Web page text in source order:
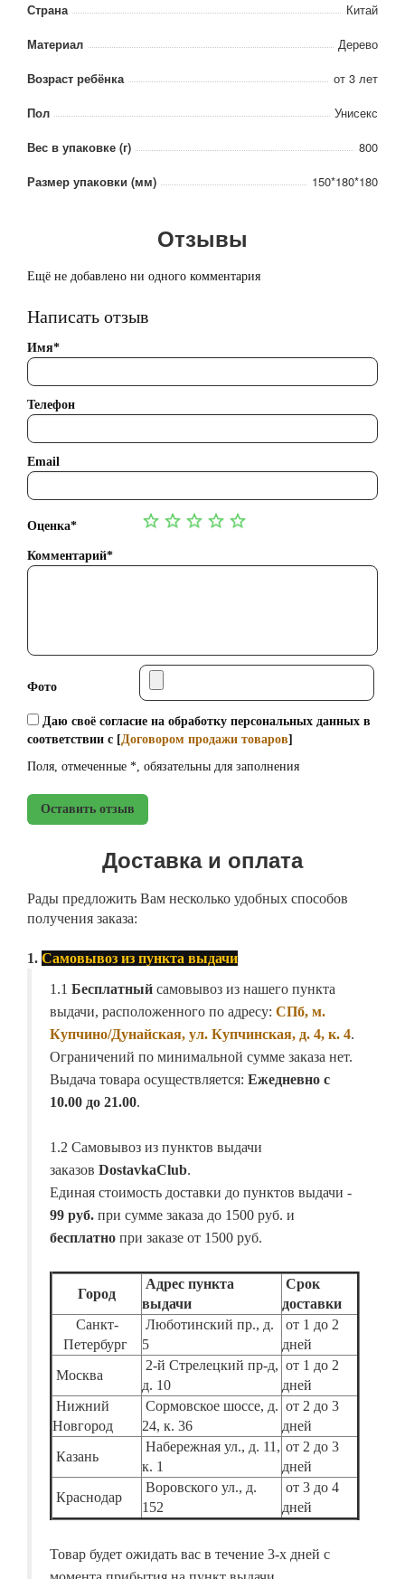
Страна
Китай
Материал
Дерево
Возраст ребёнка
от 3 лет
Пол
Унисекс
Вес в упаковке (г)
800
Размер упаковки (мм)
150*180*180
Отзывы
Ещё не добавлено ни одного комментария
Написать отзыв
Имя*
Телефон
Email
Оценка*
Комментарий*
Фото
Даю своё согласие на обработку персональных данных в
соответствии с [Договором продажи товаров]
Поля, отмеченные *, обязательны для заполнения
Оставить отзыв
Доставка и оплата
Рады предложить Вам несколько удобных способов
получения заказа:
1. Самовывоз из пункта выдачи
1.1 Бесплатный самовывоз из нашего пункта
выдачи, расположенного по адресу: СПб, м.
Купчино/Дунайская, ул. Купчинская, д. 4, к. 4.
Ограничений по минимальной сумме заказа нет.
Выдача товара осуществляется: Ежедневно с
10.00 до 21.00.
1.2 Самовывоз из пунктов выдачи
заказов DostavkaClub.
Единая стоимость доставки до пунктов выдачи -
99 руб. при сумме заказа до 1500 руб. и
бесплатно при заказе от 1500 руб.
Город
Адрес пункта
выдачи
Срок
доставки
Санкт-
Петербург
Люботинский пр., д.
5
от 1 до 2
дней
Москва
2-й Стрелецкий пр-д,
д. 10
от 1 до 2
дней
Нижний
Новгород
Сормовское шоссе, д.
24, к. 36
от 2 до 3
дней
Казань
Набережная ул., д. 11,
к. 1
от 2 до 3
дней
Краснодар
Воровского ул., д.
152
от 3 до 4
дней
Товар будет ожидать вас в течение 3-х дней с